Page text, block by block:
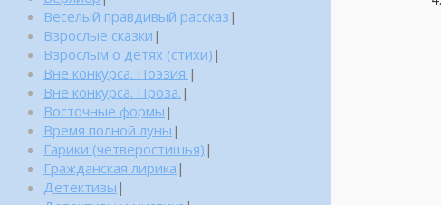
Веселый правдивый рассказ |
Взрослые сказки |
Взрослым о детях (стихи) |
Вне конкурса. Поэзия. |
Вне конкурса. Проза. |
Восточные формы |
Время полной луны |
Гарики (четверостишья) |
Гражданская лирика |
Детективы |